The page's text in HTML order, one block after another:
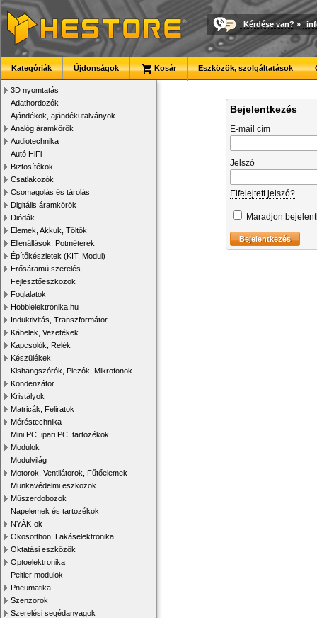
Kérdése van? »
Kategóriák Újdonságok Kosár Eszközök, szolgáltatások
3D nyomtatás
Adathordozók
Ajándékok, ajándékutalványok
Analóg áramkörök
Audiotechnika
Autó HiFi
Biztosítékok
Csatlakozók
Csomagolás és tárolás
Digitális áramkörök
Diódák
Elemek, Akkuk, Töltők
Ellenállások, Potméterek
Építőkészletek (KIT, Modul)
Erősáramú szerelés
Fejlesztőeszközök
Foglalatok
Hobbielektronika.hu
Induktivitás, Transzformátor
Kábelek, Vezetékek
Kapcsolók, Relék
Készülékek
Kishangszórók, Piezók, Mikrofonok
Kondenzátor
Kristályok
Matricák, Feliratok
Méréstechnika
Mini PC, ipari PC, tartozékok
Modulok
Modulvilág
Motorok, Ventilátorok, Fűtőelemek
Munkavédelmi eszközök
Műszerdobozok
Napelemek és tartozékok
NYÁK-ok
Okosotthon, Lakáselektronika
Oktatási eszközök
Optoelektronika
Peltier modulok
Pneumatika
Szenzorok
Szerelési segédanyagok
Bejelentkezés
E-mail cím
Jelszó
Elfelejtett jelszó?
Maradjon